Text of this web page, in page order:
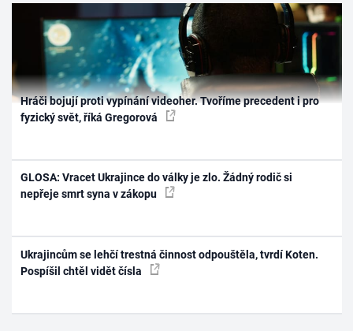
Hráči bojují proti vypínání videoher. Tvoříme precedent i pro
fyzický svět, říká Gregorová
GLOSA: Vracet Ukrajince do války je zlo. Žádný rodič si
nepřeje smrt syna v zákopu
Ukrajincům se lehčí trestná činnost odpouštěla, tvrdí Koten.
Pospíšil chtěl vidět čísla